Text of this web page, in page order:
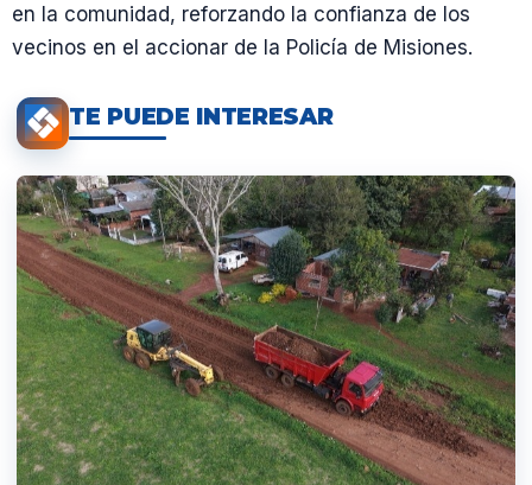
en la comunidad, reforzando la confianza de los
vecinos en el accionar de la Policía de Misiones.
TE PUEDE INTERESAR